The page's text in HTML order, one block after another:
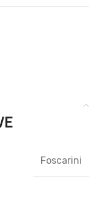
Foscarini